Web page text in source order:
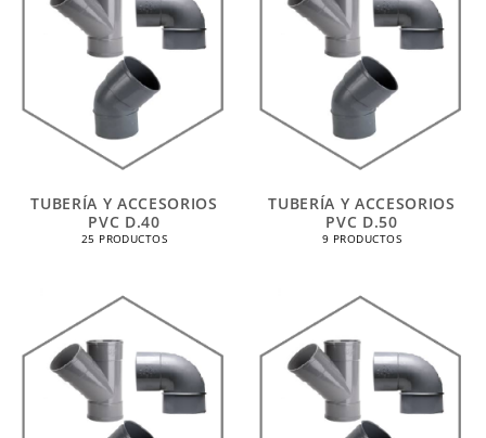
TUBERÍA Y ACCESORIOS
PVC D.40
25 PRODUCTOS
TUBERÍA Y ACCESORIOS
PVC D.50
9 PRODUCTOS